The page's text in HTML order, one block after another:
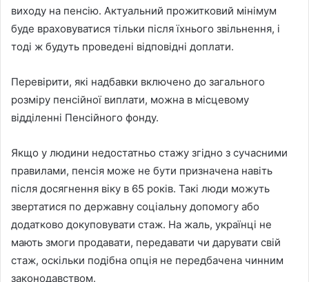
виходу на пенсію. Актуальний прожитковий мінімум
буде враховуватися тільки після їхнього звільнення, і
тоді ж будуть проведені відповідні доплати.
Перевірити, які надбавки включено до загального
розміру пенсійної виплати, можна в місцевому
відділенні Пенсійного фонду.
Якщо у людини недостатньо стажу згідно з сучасними
правилами, пенсія може не бути призначена навіть
після досягнення віку в 65 років. Такі люди можуть
звертатися по державну соціальну допомогу або
додатково докуповувати стаж. На жаль, українці не
мають змоги продавати, передавати чи дарувати свій
стаж, оскільки подібна опція не передбачена чинним
законодавством.